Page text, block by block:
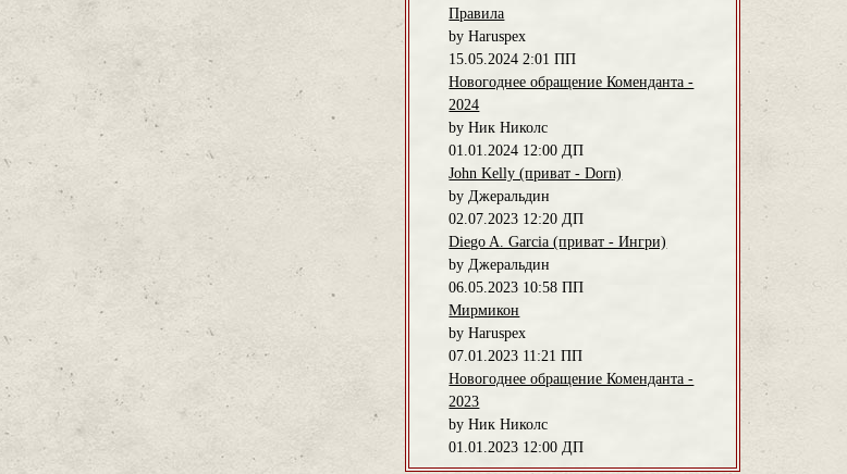
Правила
by Haruspex
15.05.2024 2:01 ПП
Новогоднее обращение Коменданта -
2024
by Ник Николс
01.01.2024 12:00 ДП
John Kelly (приват - Dorn)
by Джеральдин
02.07.2023 12:20 ДП
Diego A. Garcia (приват - Ингри)
by Джеральдин
06.05.2023 10:58 ПП
Мирмикон
by Haruspex
07.01.2023 11:21 ПП
Новогоднее обращение Коменданта -
2023
by Ник Николс
01.01.2023 12:00 ДП